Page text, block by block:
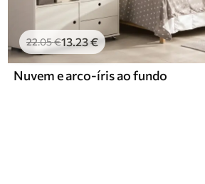
22.05€13.23€
Nuvem e arco-íris ao fundo